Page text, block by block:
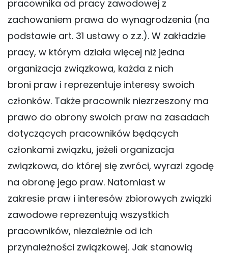
pracownika od pracy zawodowej z
zachowaniem prawa do wynagrodzenia (na
podstawie art. 31 ustawy o z.z.). W zakładzie
pracy, w którym działa więcej niż jedna
organizacja związkowa, każda z nich
broni praw i reprezentuje interesy swoich
członków. Także pracownik niezrzeszony ma
prawo do obrony swoich praw na zasadach
dotyczących pracowników będących
członkami związku, jeżeli organizacja
związkowa, do której się zwróci, wyrazi zgodę
na obronę jego praw. Natomiast w
zakresie praw i interesów zbiorowych związki
zawodowe reprezentują wszystkich
pracowników, niezależnie od ich
przynależności związkowej. Jak stanowią